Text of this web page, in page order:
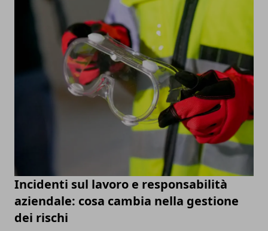
Incidenti sul lavoro e responsabilità
aziendale: cosa cambia nella gestione
dei rischi